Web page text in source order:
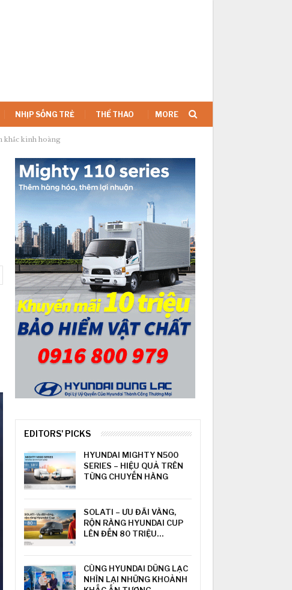
NHỊP SỐNG TRẺ THỂ THAO MORE
khắc kinh hoàng
EDITORS' PICKS
HYUNDAI MIGHTY N500
SERIES – HIỆU QUẢ TRÊN
TỪNG CHUYẾN HÀNG
SOLATI – ƯU ĐÃI VÀNG,
RỘN RÀNG HYUNDAI CUP
LÊN ĐẾN 80 TRIỆU…
CÙNG HYUNDAI DŨNG LẠC
NHÌN LẠI NHỮNG KHOẢNH